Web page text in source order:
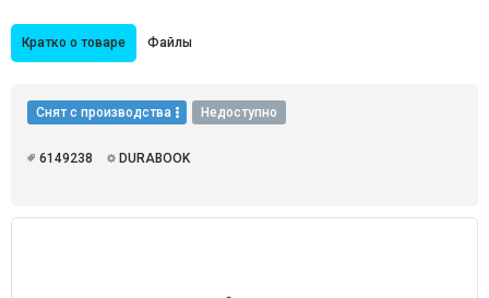
Кратко о товаре Файлы
Снят с производства Недоступно
6149238 DURABOOK